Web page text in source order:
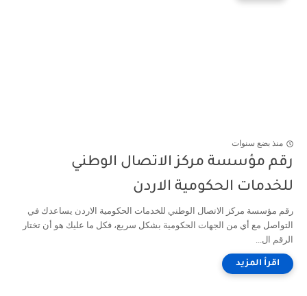
منذ بضع سنوات
رقم مؤسسة مركز الاتصال الوطني
للخدمات الحكومية الاردن
رقم مؤسسة مركز الاتصال الوطني للخدمات الحكومية الاردن يساعدك في
التواصل مع أي من الجهات الحكومية بشكل سريع، فكل ما عليك هو أن تختار
الرقم ال...